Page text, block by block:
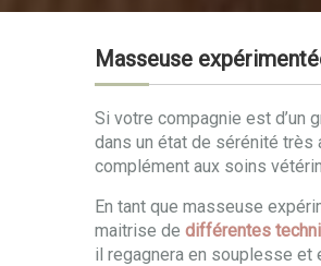
Masseuse
Si votre compagnie est d’un
dans un état de sérénité très
complément aux soins
En tant que masseuse
maitrise de différentes
il regagnera en souplesse et